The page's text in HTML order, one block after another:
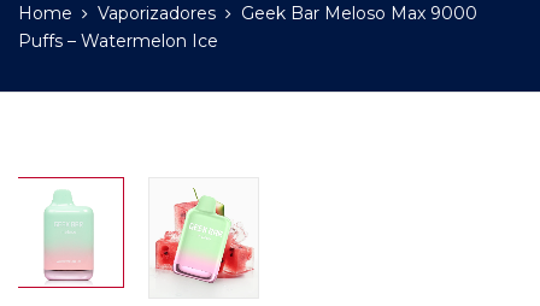
Home Vaporizadores
Geek Bar Meloso Max 9000
Puffs – Watermelon Ice